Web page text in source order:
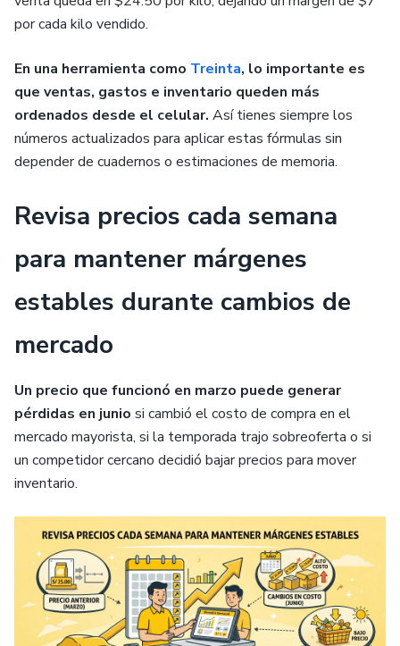
por cada kilo vendido.
En una herramienta como Treinta, lo importante es
que ventas, gastos e inventario queden más
ordenados desde el celular. Así tienes siempre los
números actualizados para aplicar estas fórmulas sin
depender de cuadernos o estimaciones de memoria.
Revisa precios cada semana
para mantener márgenes
estables durante cambios de
mercado
Un precio que funcionó en marzo puede generar
pérdidas en junio si cambió el costo de compra en el
mercado mayorista, si la temporada trajo sobreoferta o si
un competidor cercano decidió bajar precios para mover
inventario.